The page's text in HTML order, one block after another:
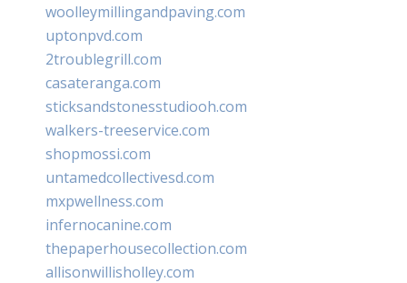
woolleymillingandpaving.com
uptonpvd.com
2troublegrill.com
casateranga.com
sticksandstonesstudiooh.com
walkers-treeservice.com
shopmossi.com
untamedcollectivesd.com
mxpwellness.com
infernocanine.com
thepaperhousecollection.com
allisonwillisholley.com